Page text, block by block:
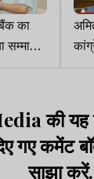
का
सम्मान
अमित
की
गए कमेंट
साझा करें.